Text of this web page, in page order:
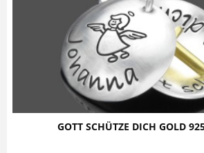
GOTT SCHÜTZE DICH GOLD